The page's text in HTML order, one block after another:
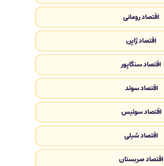
اقتصاد رومانی
اقتصاد ژاپن
اقتصاد سنگاپور
اقتصاد سوئد
اقتصاد سوئیس
اقتصاد شیلی
اقتصاد صربستان